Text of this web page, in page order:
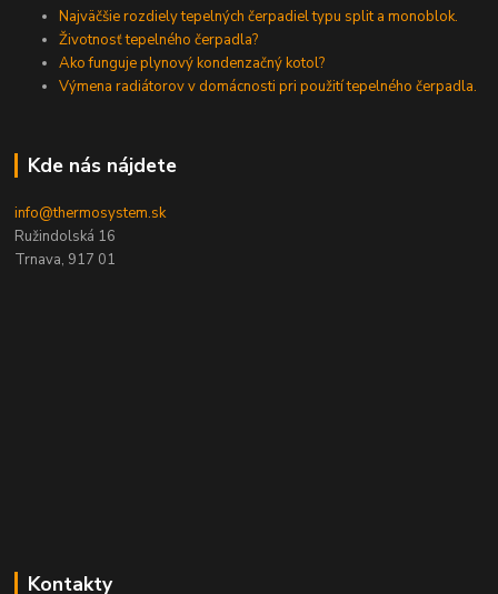
Najväčšie rozdiely tepelných čerpadiel typu split a monoblok.
Životnosť tepelného čerpadla?
Ako funguje plynový kondenzačný kotol?
Výmena radiátorov v domácnosti pri použití tepelného čerpadla.
Kde nás nájdete
info@thermosystem.sk
Ružindolská 16
Trnava, 917 01
Kontakty